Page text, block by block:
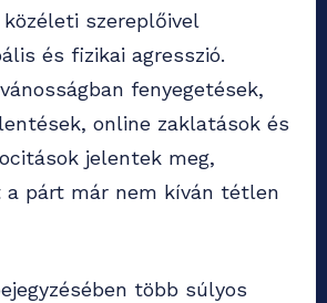
közéleti szereplőivel
és fizikai agresszió.
fenyegetések,
online zaklatások és
jelentek meg,
a párt már nem kíván tétlen
több súlyos